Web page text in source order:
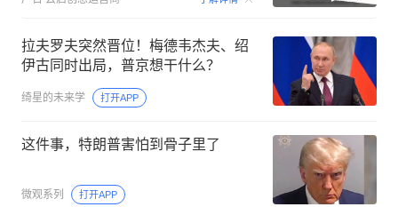
拉夫罗夫突然晋位！梅德韦杰夫、绍
伊古同时出局，普京想干什么？
绮星的未来学 打开APP
这件事，特朗普害怕到骨子里了
微观系列 打开APP